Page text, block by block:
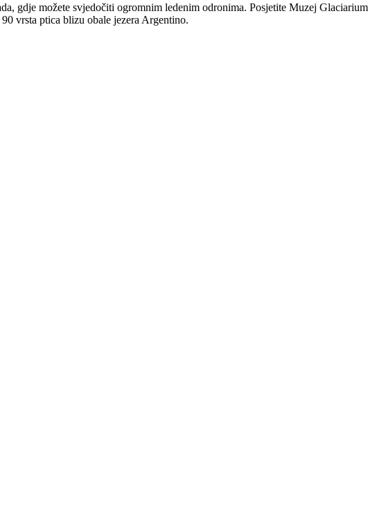
gdje možete svjedočiti ogromnim ledenim odronima. Posjetite Muzej Glaciarium
vrsta ptica blizu obale jezera Argentino.